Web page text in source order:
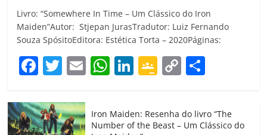
Livro: “Somewhere In Time – Um Clássico do Iron
Maiden”Autor: Stjepan JurasTradutor: Luiz Fernando
Souza SpósitoEditora: Estética Torta – 2020Páginas:
F
c
e
T
itt
er
E W
at
s
Li
e
G
gl
C
p
y
m
p
Iron Maiden: Resenha do livro “The
Number of the Beast – Um Clássico do